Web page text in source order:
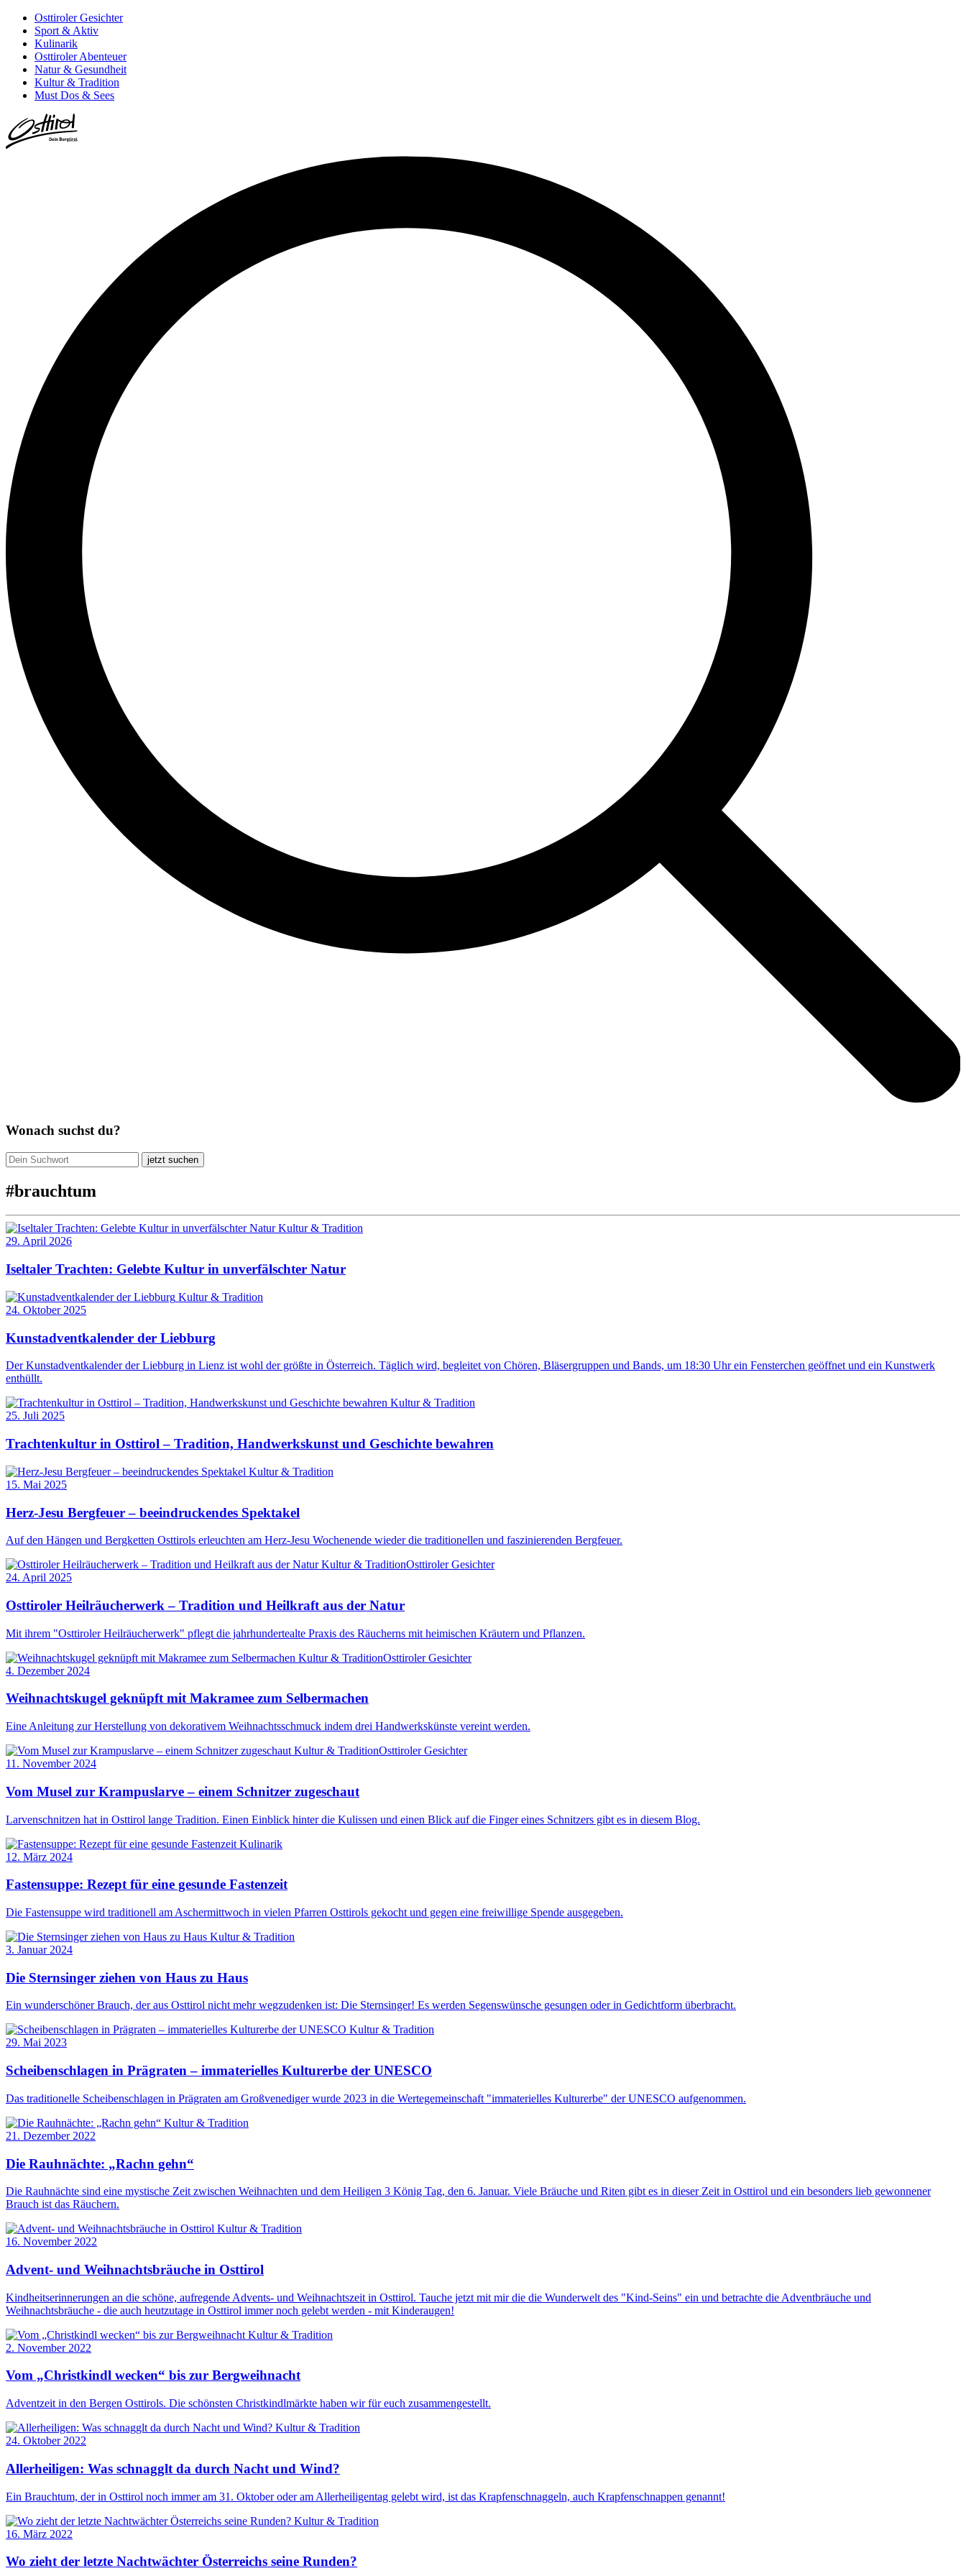
Osttiroler Gesichter
Sport & Aktiv
Kulinarik
Osttiroler Abenteuer
Natur & Gesundheit
Kultur & Tradition
Must Dos & Sees
Wonach suchst du?
jetzt suchen
#brauchtum
Kultur & Tradition
29. April 2026
Iseltaler Trachten: Gelebte Kultur in unverfälschter Natur
Kultur & Tradition
24. Oktober 2025
Kunstadventkalender der Liebburg
Der Kunstadventkalender der Liebburg in Lienz ist wohl der größte in Österreich. Täglich wird, begleitet von Chören, Bläsergruppen und Bands, um 18:30 Uhr ein Fensterchen geöffnet und ein Kunstwerk
enthüllt.
Kultur & Tradition
25. Juli 2025
Trachtenkultur in Osttirol – Tradition, Handwerkskunst und Geschichte bewahren
Kultur & Tradition
15. Mai 2025
Herz-Jesu Bergfeuer – beeindruckendes Spektakel
Auf den Hängen und Bergketten Osttirols erleuchten am Herz-Jesu Wochenende wieder die traditionellen und faszinierenden Bergfeuer.
Kultur & TraditionOsttiroler Gesichter
24. April 2025
Osttiroler Heilräucherwerk – Tradition und Heilkraft aus der Natur
Mit ihrem "Osttiroler Heilräucherwerk" pflegt die jahrhundertealte Praxis des Räucherns mit heimischen Kräutern und Pflanzen.
Kultur & TraditionOsttiroler Gesichter
4. Dezember 2024
Weihnachtskugel geknüpft mit Makramee zum Selbermachen
Eine Anleitung zur Herstellung von dekorativem Weihnachtsschmuck indem drei Handwerkskünste vereint werden.
Kultur & TraditionOsttiroler Gesichter
11. November 2024
Vom Musel zur Krampuslarve – einem Schnitzer zugeschaut
Larvenschnitzen hat in Osttirol lange Tradition. Einen Einblick hinter die Kulissen und einen Blick auf die Finger eines Schnitzers gibt es in diesem Blog.
Kulinarik
12. März 2024
Fastensuppe: Rezept für eine gesunde Fastenzeit
Die Fastensuppe wird traditionell am Aschermittwoch in vielen Pfarren Osttirols gekocht und gegen eine freiwillige Spende ausgegeben.
Kultur & Tradition
3. Januar 2024
Die Sternsinger ziehen von Haus zu Haus
Ein wunderschöner Brauch, der aus Osttirol nicht mehr wegzudenken ist: Die Sternsinger! Es werden Segenswünsche gesungen oder in Gedichtform überbracht.
Kultur & Tradition
29. Mai 2023
Scheibenschlagen in Prägraten – immaterielles Kulturerbe der UNESCO
Das traditionelle Scheibenschlagen in Prägraten am Großvenediger wurde 2023 in die Wertegemeinschaft "immaterielles Kulturerbe" der UNESCO aufgenommen.
Kultur & Tradition
21. Dezember 2022
Die Rauhnächte: „Rachn gehn“
Die Rauhnächte sind eine mystische Zeit zwischen Weihnachten und dem Heiligen 3 König Tag, den 6. Januar. Viele Bräuche und Riten gibt es in dieser Zeit in Osttirol und ein besonders lieb gewonnener
Brauch ist das Räuchern.
Kultur & Tradition
16. November 2022
Advent- und Weihnachtsbräuche in Osttirol
Kindheitserinnerungen an die schöne, aufregende Advents- und Weihnachtszeit in Osttirol. Tauche jetzt mit mir die die Wunderwelt des "Kind-Seins" ein und betrachte die Adventbräuche und
Weihnachtsbräuche - die auch heutzutage in Osttirol immer noch gelebt werden - mit Kinderaugen!
Kultur & Tradition
2. November 2022
Vom „Christkindl wecken“ bis zur Bergweihnacht
Adventzeit in den Bergen Osttirols. Die schönsten Christkindlmärkte haben wir für euch zusammengestellt.
Kultur & Tradition
24. Oktober 2022
Allerheiligen: Was schnagglt da durch Nacht und Wind?
Ein Brauchtum, der in Osttirol noch immer am 31. Oktober oder am Allerheiligentag gelebt wird, ist das Krapfenschnaggeln, auch Krapfenschnappen genannt!
Kultur & Tradition
16. März 2022
Wo zieht der letzte Nachtwächter Österreichs seine Runden?